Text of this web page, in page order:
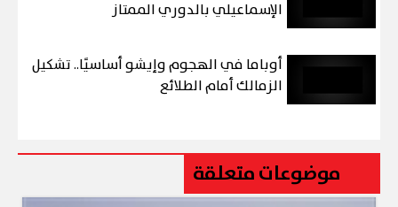
الإسماعيلي بالدوري الممتاز
أوباما في الهجوم وإيشو أساسيًا.. تشكيل
الزمالك أمام الطلائع
موضوعات متعلقة